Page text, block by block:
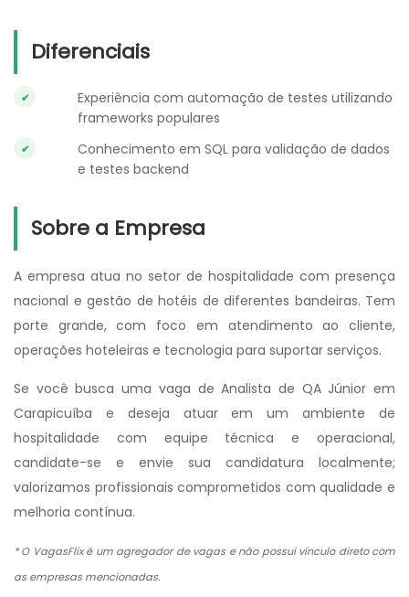
Diferenciais
Experiência com automação de testes utilizando
frameworks populares
Conhecimento em SQL para validação de dados
e testes backend
Sobre a Empresa
A empresa atua no setor de hospitalidade com presença
nacional e gestão de hotéis de diferentes bandeiras. Tem
porte grande, com foco em atendimento ao cliente,
operações hoteleiras e tecnologia para suportar serviços.
Se você busca uma vaga de Analista de QA Júnior em
Carapicuíba e deseja atuar em um ambiente de
hospitalidade com equipe técnica e operacional,
candidate-se e envie sua candidatura localmente;
valorizamos profissionais comprometidos com qualidade e
melhoria contínua.
* O VagasFlix é um agregador de vagas e não possui vínculo direto com
as empresas mencionadas.